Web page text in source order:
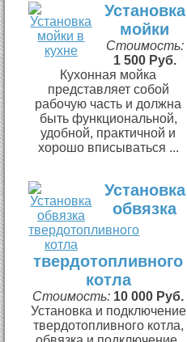
Установка
мойки
Стоимость:
1 500 Руб.
Кухонная мойка
представляет собой
рабочую часть и должна
быть функциональной,
удобной, практичной и
хорошо вписываться ...
Установка
обвязка
твердотопливного
котла
Стоимость: 10 000 Руб.
Установка и подключение
твердотопливного котла,